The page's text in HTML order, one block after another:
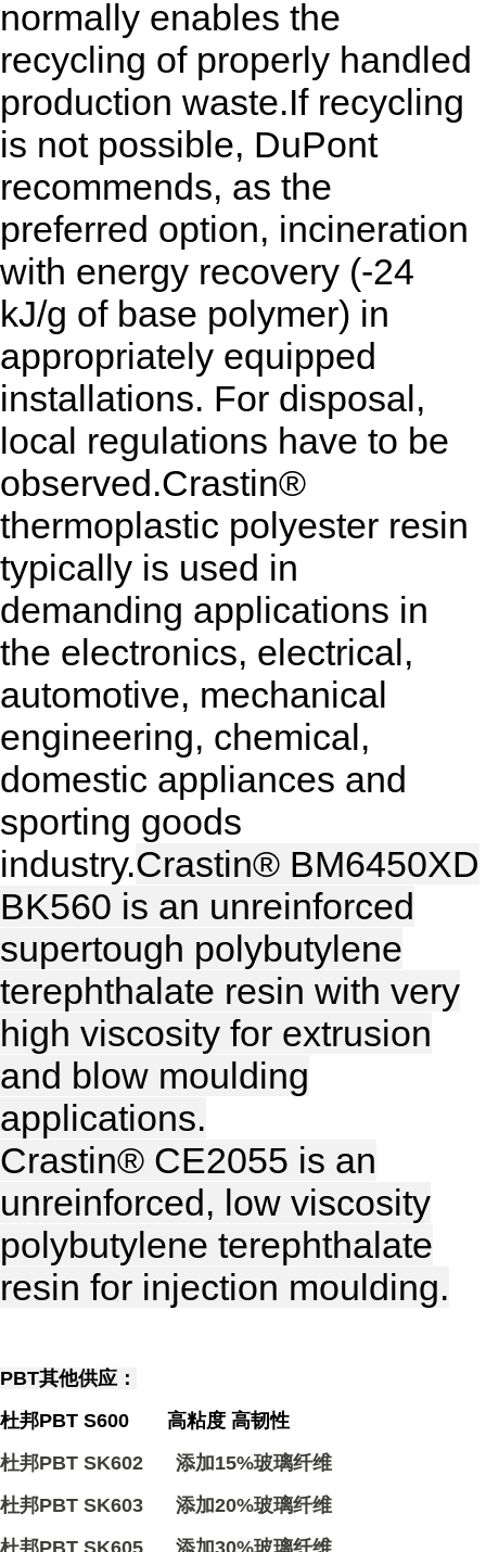
normally enables the
recycling of properly handled
production waste.If recycling
is not possible, DuPont
recommends, as the
preferred option, incineration
with energy recovery (-24
kJ/g of base polymer) in
appropriately equipped
installations. For disposal,
local regulations have to be
observed.Crastin®
thermoplastic polyester resin
typically is used in
demanding applications in
the electronics, electrical,
automotive, mechanical
engineering, chemical,
domestic appliances and
sporting goods
industry.Crastin® BM6450XD
BK560 is an unreinforced
supertough polybutylene
terephthalate resin with very
high viscosity for extrusion
and blow moulding
applications.
Crastin® CE2055 is an
unreinforced, low viscosity
polybutylene terephthalate
resin for injection moulding.
PBT其他供应：
杜邦PBT S600 高粘度 高韧性
杜邦PBT SK602 添加15%玻璃纤维
杜邦PBT SK603 添加20%玻璃纤维
杜邦PBT SK605 添加30%玻璃纤维